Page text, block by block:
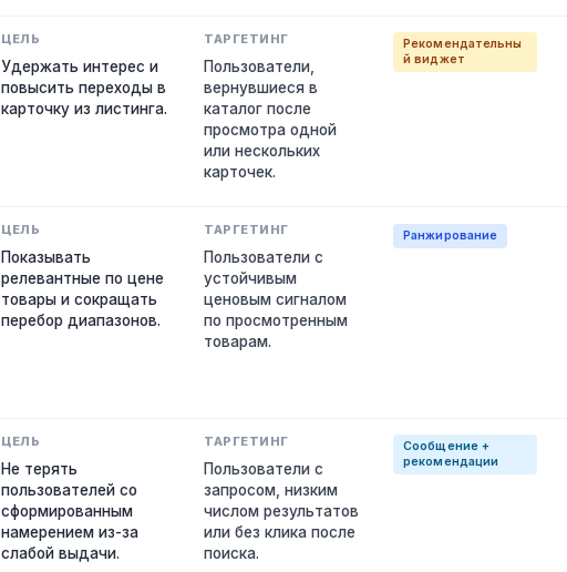
Удержать интерес и
повысить переходы в
карточку из листинга.
Пользователи,
вернувшиеся в
каталог после
просмотра одной
или нескольких
карточек.
Рекомендательны
й виджет
Показывать
релевантные по цене
товары и сокращать
перебор диапазонов.
Пользователи с
устойчивым
ценовым сигналом
по просмотренным
товарам.
Ранжирование
Не терять
пользователей со
сформированным
намерением из-за
слабой выдачи.
Пользователи с
запросом, низким
числом результатов
или без клика после
поиска.
Сообщение +
рекомендации